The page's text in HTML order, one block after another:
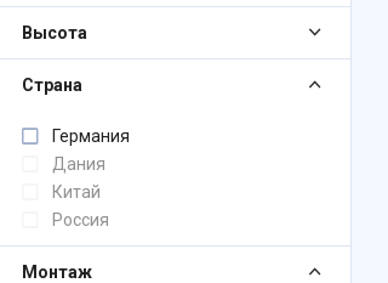
Высота
Страна
Германия
Дания
Китай
Россия
Монтаж